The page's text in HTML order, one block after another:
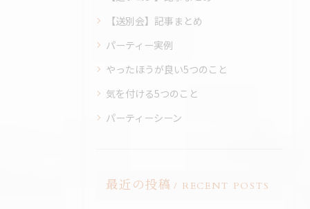
【送別会】記事まとめ
パーティー実例
やったほうが良い5つのこと
気を付ける5つのこと
パーティーシーン
最近の投稿 RECENT POSTS